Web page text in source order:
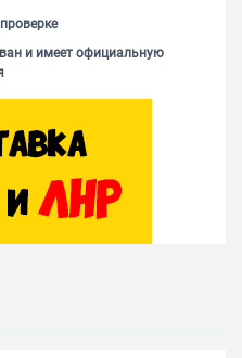
и имеет официальную